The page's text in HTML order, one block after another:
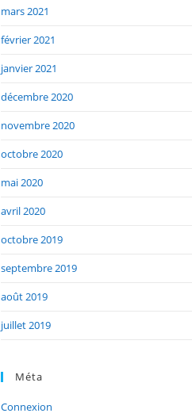
mars 2021
février 2021
janvier 2021
décembre 2020
novembre 2020
octobre 2020
mai 2020
avril 2020
octobre 2019
septembre 2019
août 2019
juillet 2019
Méta
Connexion